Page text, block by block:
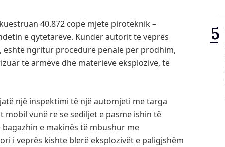
40.872 copë mjete piroteknik –
e qytetarëve. Kundër autorit të veprës
është ngritur procedurë penale për prodhim,
të armëve dhe materieve eksplozive, të
një inspektimi të një automjeti me targa
vunë re se sediljet e pasme ishin të
e makinës të mbushur me
i veprës kishte blerë eksplozivët e paligjshëm